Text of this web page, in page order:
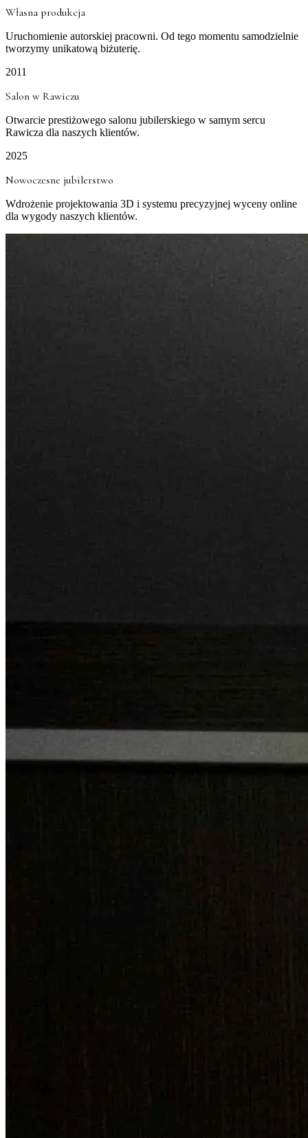
Własna produkcja
Uruchomienie autorskiej pracowni. Od tego momentu samodzielnie
tworzymy unikatową biżuterię.
2011
Salon w Rawiczu
Otwarcie prestiżowego salonu jubilerskiego w samym sercu
Rawicza dla naszych klientów.
2025
Nowoczesne jubilerstwo
Wdrożenie projektowania 3D i systemu precyzyjnej wyceny online
dla wygody naszych klientów.